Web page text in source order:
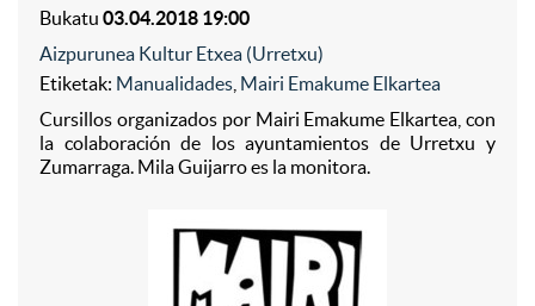
Bukatu 03.04.2018 19:00
Aizpurunea Kultur Etxea (Urretxu)
Etiketak: Manualidades Mairi Emakume Elkartea
Cursillos organizados por Mairi Emakume Elkartea, con
la colaboración de los ayuntamientos de Urretxu y
Zumarraga. Mila Guijarro es la monitora.